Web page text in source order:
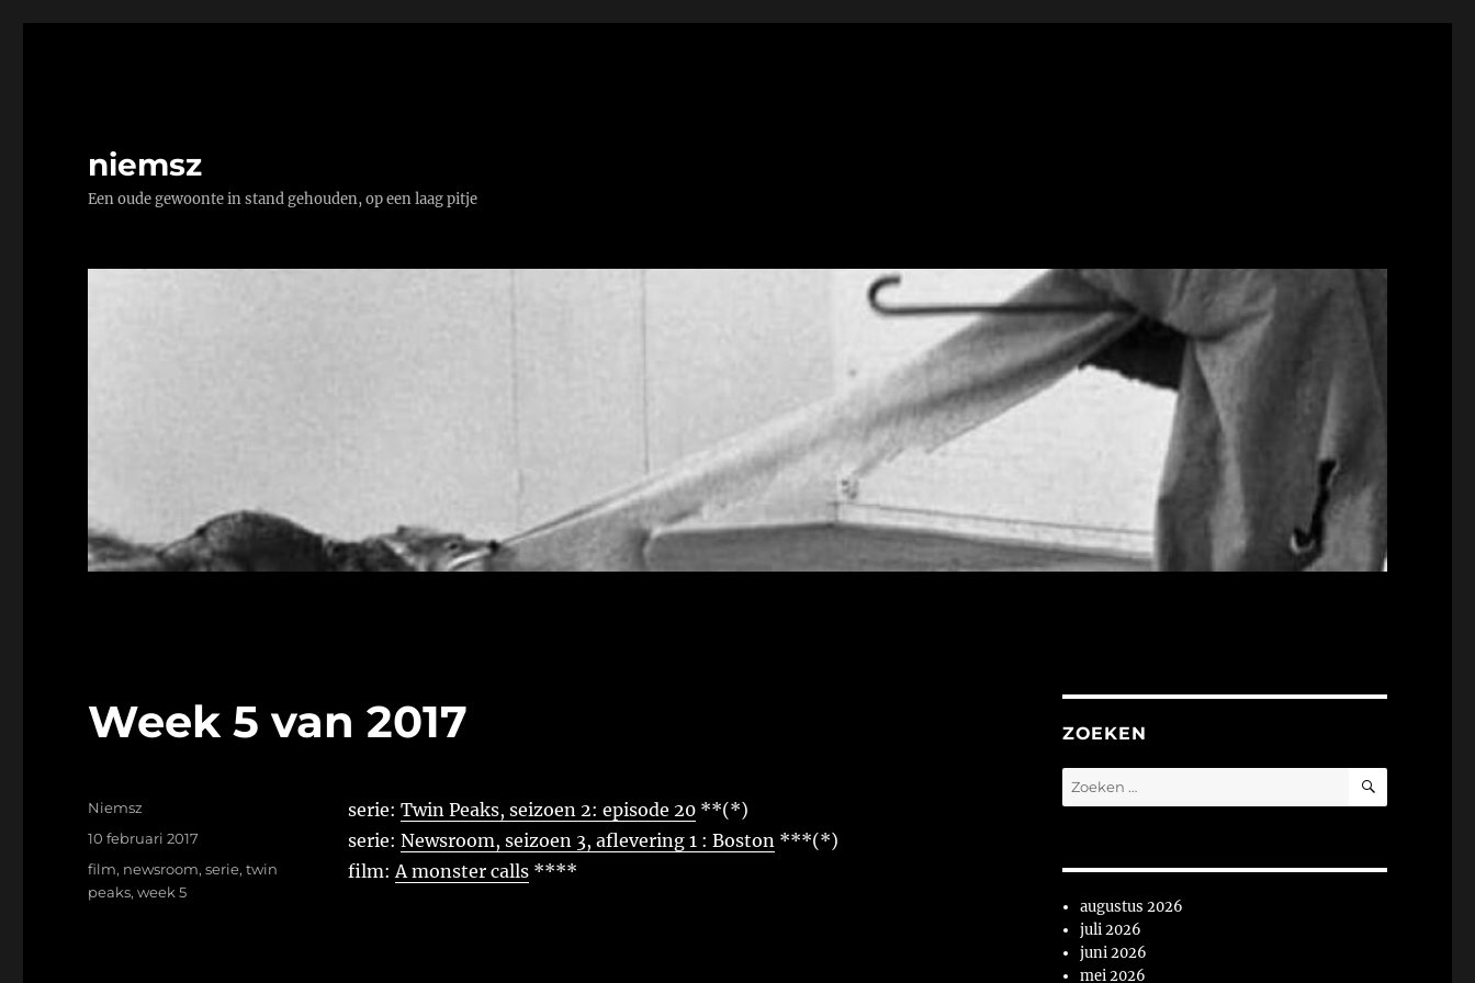
niemsz
Een oude gewoonte in stand gehouden, op een laag pitje
Week 5 van 2017
serie: Twin Peaks, seizoen 2: episode 20**(*)
serie: Newsroom, seizoen 3, aflevering 1 : Boston***(*)
film:A monster calls****
Auteur
Niemsz
Geplaatst
op
10 februari 2017
Tags
film, newsroom,serie,twin
peaks,week 5
ZOEKEN
Zoeken
naar:
ZOEKEN
augustus 2026
juli 2026
juni 2026
mei 2026